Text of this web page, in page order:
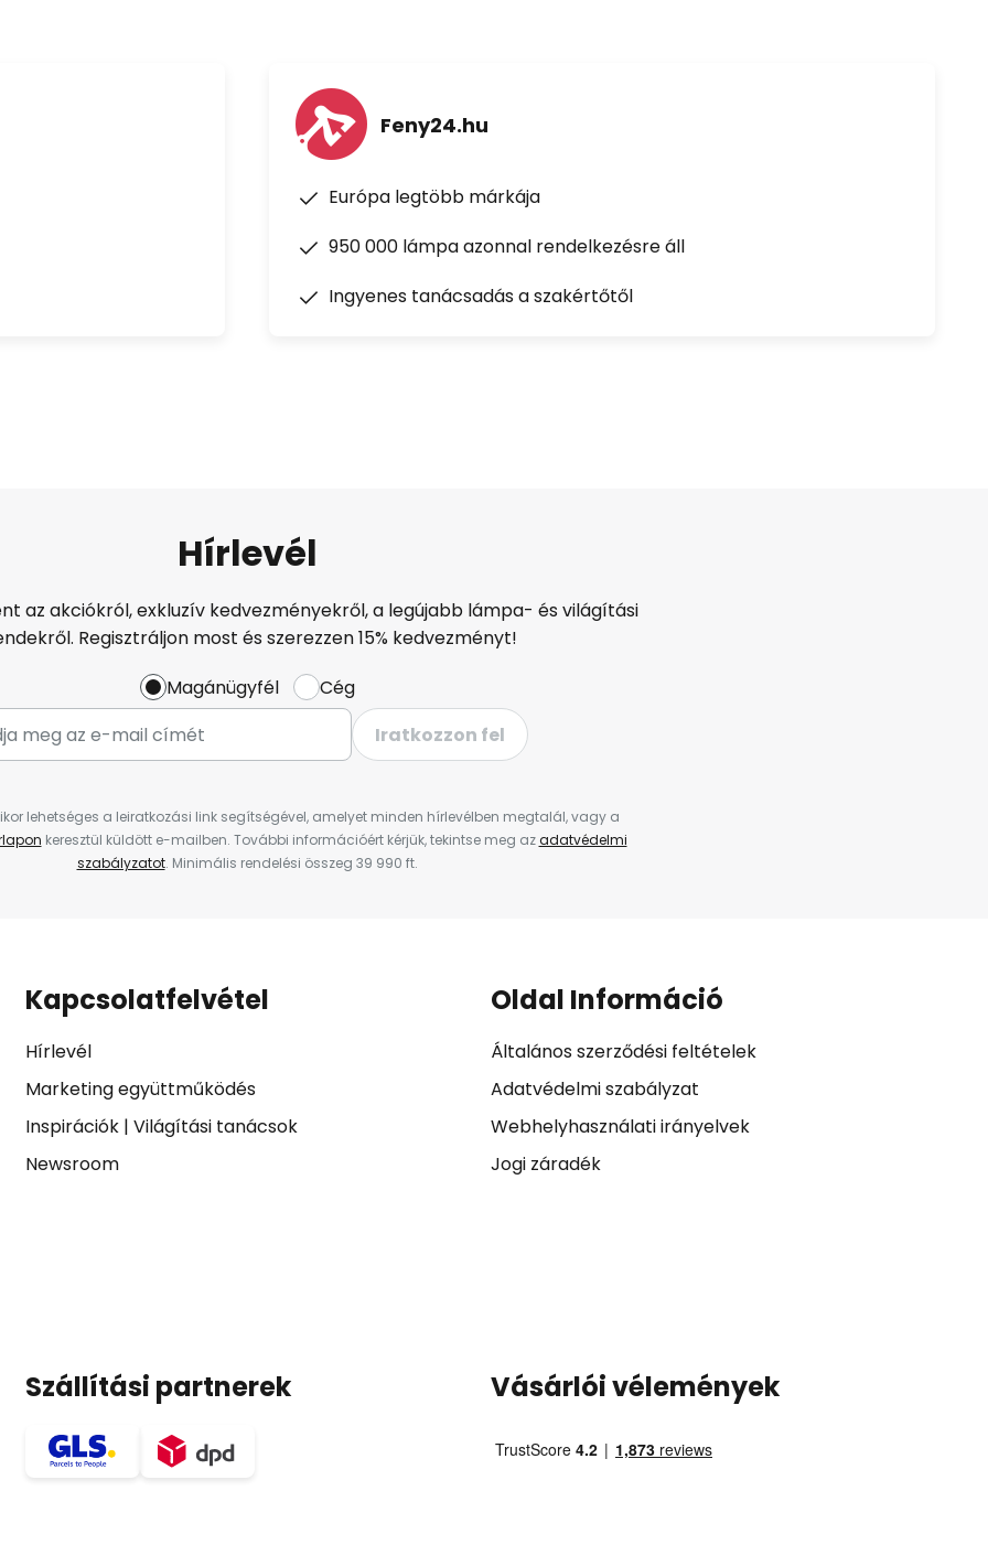
Feny24.hu
Európa legtöbb márkája
950 000 lámpa azonnal rendelkezésre áll
Ingyenes tanácsadás a szakértőtől
Hírlevél
az akciókról, exkluzív kedvezményekről, a legújabb lámpa- és világítási
Regisztráljon most és szerezzen 15% kedvezményt!
Magánügyfél
Cég
Iratkozzon fel
lehetséges a leiratkozási link segítségével, amelyet minden hírlevélben megtalál, vagy a
keresztül küldött e-mailben. További információért kérjük, tekintse meg azadatvédelmi
szabályzatot. Minimális rendelési összeg 39 990 ft.
Kapcsolatfelvétel
Hírlevél
Marketing együttműködés
Inspirációk| Világítási tanácsok
Newsroom
Oldal Információ
Általános szerződési feltételek
Adatvédelmi szabályzat
Webhelyhasználati irányelvek
Jogi záradék
Szállítási partnerek Vásárlói vélemények